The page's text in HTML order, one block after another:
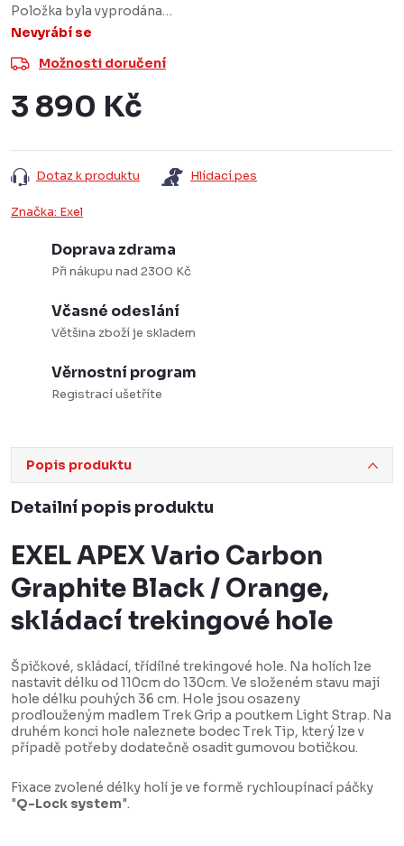
Položka byla vyprodána…
Nevyrábí se
Možnosti doručení
3 890 Kč
Dotaz k produktu Hlídací pes
Značka: Exel
Doprava zdrama
Při nákupu nad 2300 Kč
Včasné odeslání
Většina zboží je skladem
Věrnostní program
Registrací ušetříte
Popis produktu
Detailní popis produktu
EXEL APEX Vario Carbon
Graphite Black / Orange,
skládací trekingové hole
Špičkové, skládací, třídílné trekingové hole. Na holích lze
nastavit délku od 110cm do 130cm. Ve složeném stavu mají
hole délku pouhých 36 cm. Hole jsou osazeny
prodlouženým madlem Trek Grip a poutkem Light Strap. Na
druhém konci hole naleznete bodec Trek Tip, který lze v
případě potřeby dodatečně osadit gumovou botičkou.
Fixace zvolené délky holí je ve formě rychloupínací páčky
"Q-Lock system".